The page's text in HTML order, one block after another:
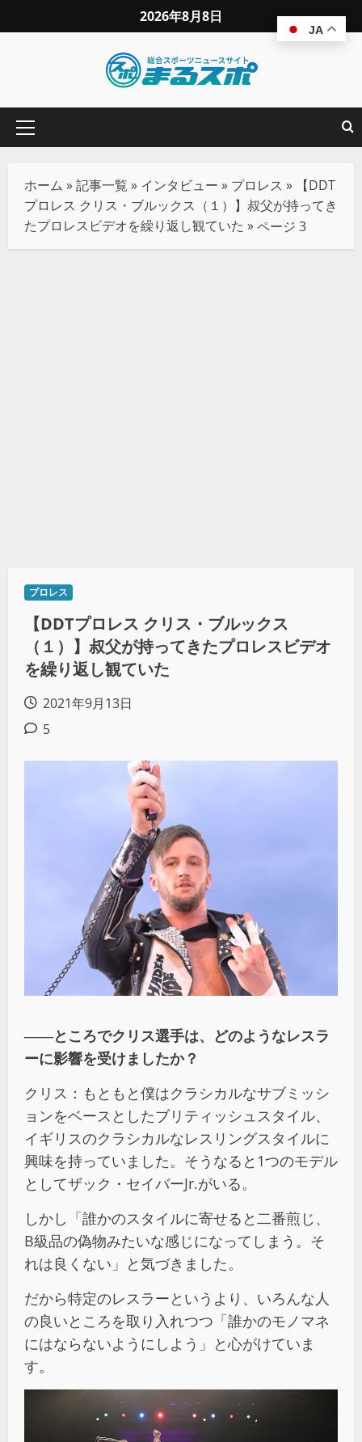
2026年8月8日
ホーム »記事一覧 » インタビュー » プロレス »
【DDT
プロレス クリス・ブルックス（１）】叔父が持ってき
たプロレスビデオを繰り返し観ていた »ページ 3
プロレス
【DDTプロレス クリス・ブルックス
（１）】叔父が持ってきたプロレスビデオ
を繰り返し観ていた
2021年9月13日
5
――ところでクリス選手は、どのようなレスラ
ーに影響を受けましたか？
クリス：もともと僕はクラシカルなサブミッシ
ョンをベースとしたブリティッシュスタイル、
イギリスのクラシカルなレスリングスタイルに
興味を持っていました。そうなると1つのモデル
としてザック・セイバーJr.がいる。
しかし「誰かのスタイルに寄せると二番煎じ、
B級品の偽物みたいな感じになってしまう。そ
れは良くない」と気づきました。
だから特定のレスラーというより、いろんな人
の良いところを取り入れつつ「誰かのモノマネ
にはならないようにしよう」と心がけていま
す。
JA